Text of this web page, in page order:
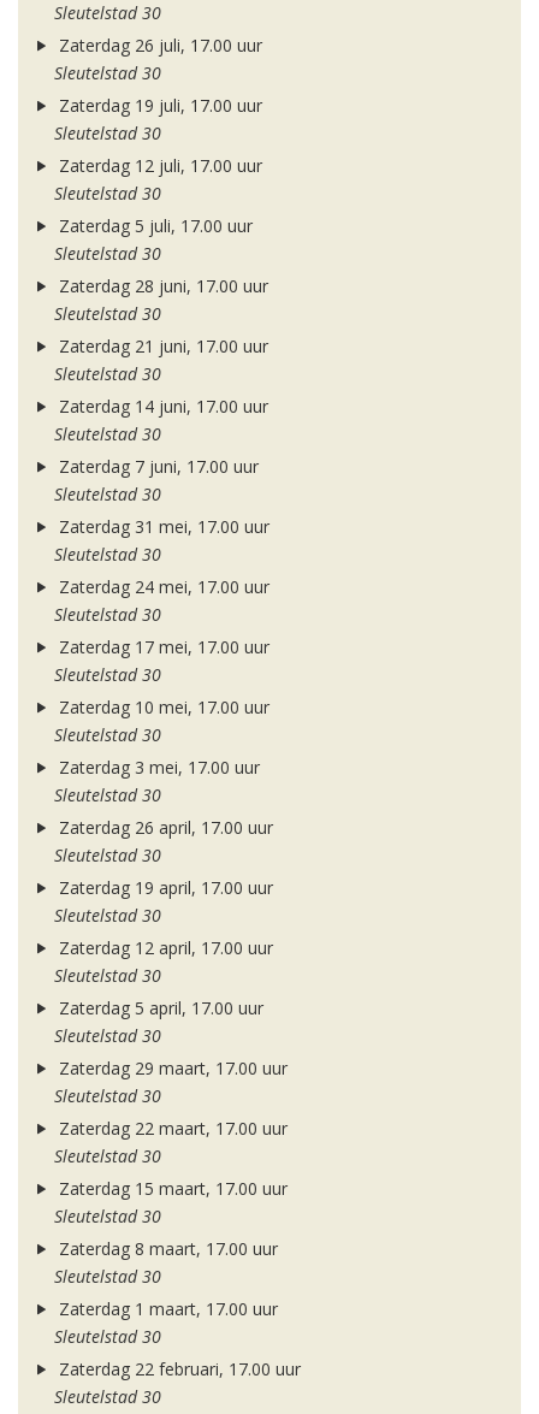
Sleutelstad 30
Zaterdag 26 juli, 17.00 uur
Sleutelstad 30
Zaterdag 19 juli, 17.00 uur
Sleutelstad 30
Zaterdag 12 juli, 17.00 uur
Sleutelstad 30
Zaterdag 5 juli, 17.00 uur
Sleutelstad 30
Zaterdag 28 juni, 17.00 uur
Sleutelstad 30
Zaterdag 21 juni, 17.00 uur
Sleutelstad 30
Zaterdag 14 juni, 17.00 uur
Sleutelstad 30
Zaterdag 7 juni, 17.00 uur
Sleutelstad 30
Zaterdag 31 mei, 17.00 uur
Sleutelstad 30
Zaterdag 24 mei, 17.00 uur
Sleutelstad 30
Zaterdag 17 mei, 17.00 uur
Sleutelstad 30
Zaterdag 10 mei, 17.00 uur
Sleutelstad 30
Zaterdag 3 mei, 17.00 uur
Sleutelstad 30
Zaterdag 26 april, 17.00 uur
Sleutelstad 30
Zaterdag 19 april, 17.00 uur
Sleutelstad 30
Zaterdag 12 april, 17.00 uur
Sleutelstad 30
Zaterdag 5 april, 17.00 uur
Sleutelstad 30
Zaterdag 29 maart, 17.00 uur
Sleutelstad 30
Zaterdag 22 maart, 17.00 uur
Sleutelstad 30
Zaterdag 15 maart, 17.00 uur
Sleutelstad 30
Zaterdag 8 maart, 17.00 uur
Sleutelstad 30
Zaterdag 1 maart, 17.00 uur
Sleutelstad 30
Zaterdag 22 februari, 17.00 uur
Sleutelstad 30